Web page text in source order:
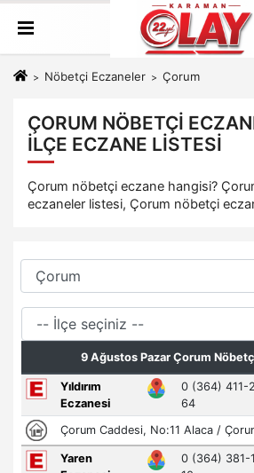
Nöbetçi Eczaneler Çorum
ÇORUM NÖBETÇI
İLÇE ECZANE LISTESI
Çorum nöbetçi eczane hangisi?
eczaneler listesi, Çorum nöbetçi